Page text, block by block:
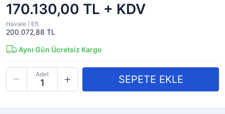
170.130,00 TL + KDV
Havale / Eft
200.072,88 TL
Aynı Gün Ücretsiz Kargo
Adet